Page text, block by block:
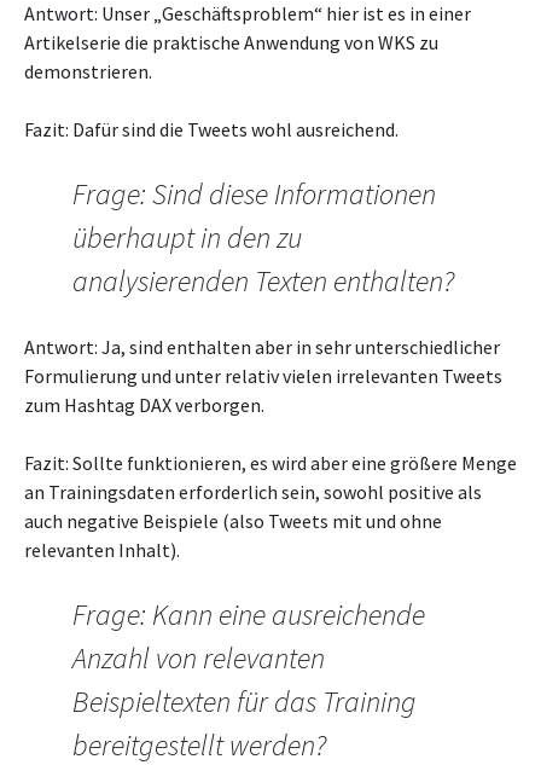
Antwort: Unser „Geschäftsproblem“ hier ist es in einer
Artikelserie die praktische Anwendung von WKS zu
demonstrieren.
Fazit: Dafür sind die Tweets wohl ausreichend.
Frage: Sind diese Informationen
überhaupt in den zu
analysierenden Texten enthalten?
Antwort: Ja, sind enthalten aber in sehr unterschiedlicher
Formulierung und unter relativ vielen irrelevanten Tweets
zum Hashtag DAX verborgen.
Fazit: Sollte funktionieren, es wird aber eine größere Menge
an Trainingsdaten erforderlich sein, sowohl positive als
auch negative Beispiele (also Tweets mit und ohne
relevanten Inhalt).
Frage: Kann eine ausreichende
Anzahl von relevanten
Beispieltexten für das Training
bereitgestellt werden?